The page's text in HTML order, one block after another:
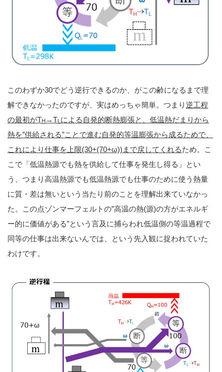
このわずか30でどう逆行できるのか、がこの齢になるまで理
解できなかったのですが、実はめっちゃ簡単。つまり逆工程
の最初がTH →TLによる自発的断熱膨張と、低温熱だまりから
熱を”供給される”ことで進む自発的等温膨張から成るためで、
これにより仕事を上限(30+(70+ω))まで戻してくれるため。こ
こで「低温熱源でも熱を供給して仕事を発生し得る」とい
う、つまり高温熱源でも低温熱源でも仕事のために使う熱量
に質・差は無いという当たり前のことを理解出来ていなかっ
た。この点ゾンマーフェルトの”高温の熱(源)の方がエネルギ
ー的に価値がある”という言及に捕らわれ低温側の等温過程で
同等の仕事は出来ないんでは、という先入観に捉われていた
わけです。